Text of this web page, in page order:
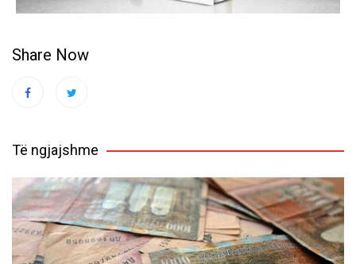
Share Now
Të ngjajshme